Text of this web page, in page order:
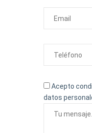
Acepto
datos